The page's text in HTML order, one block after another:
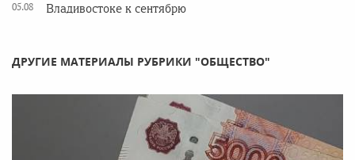
05.08 Владивостоке к сентябрю
ДРУГИЕ МАТЕРИАЛЫ РУБРИКИ "ОБЩЕСТВО"